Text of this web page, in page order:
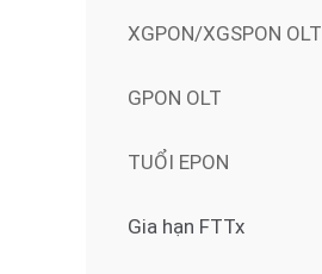
XGPON/XGSPON OLT
GPON OLT
TUỔI EPON
Gia hạn FTTx